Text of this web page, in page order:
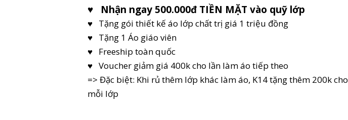
♥ Nhận ngay 500.000đ TIỀN MẶT vào quỹ lớp
♥ Tặng gói thiết kế áo lớp chất trị giá 1 triệu đồng
♥ Tặng 1 Áo giáo viên
♥ Freeship toàn quốc
♥ Voucher giảm giá 400k cho lần làm áo tiếp theo
=> Đặc biệt: Khi rủ thêm lớp khác làm áo, K14 tặng thêm 200k cho
mỗi lớp